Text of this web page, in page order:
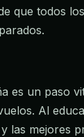
que todos
es un paso
Al
las mejores